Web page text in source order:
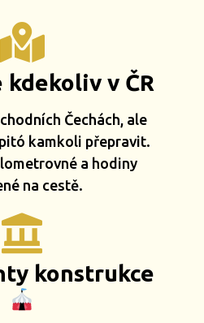
kdekoliv v ČR
Čechách, ale
kamkoli přepravit.
a hodiny
na cestě.
konstrukce